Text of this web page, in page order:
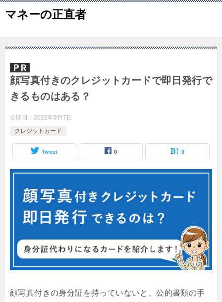
マネーの正直者
顔写真付きのクレジットカードで即日発行で
きるものはある？
公開日： 2022年9月7日
クレジットカード
Tweet 0 0
顔写真付きの身分証を持っていないと、公的書類の手